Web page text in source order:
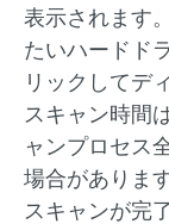
表示されます
たいハードド
リックしてデ
スキャン時間
ャンプロセス
場合がありま
スキャンが完